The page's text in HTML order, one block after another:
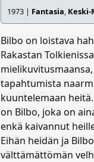
1973 | Fantasia, Keski-
Bilbo on loistava
Rakastan
tapahtumista
kuuntelemaan
on Bilbo, joka on
enkä kaivannut
Eihän heidän ja
välttämättömän